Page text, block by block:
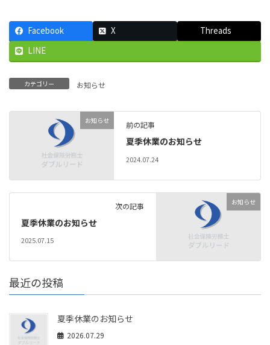
Facebook X
Threads
LINE
カテゴリー お知らせ
お知らせ 前の記事
夏季休業のお知らせ
2024.07.24
お知らせ
次の記事
夏季休業のお知らせ
2025.07.15
最近の投稿
夏季休業のお知らせ
2026.07.29